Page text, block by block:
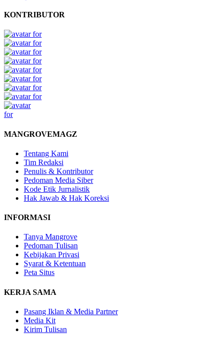
KONTRIBUTOR
MANGROVEMAGZ
Tentang Kami
Tim Redaksi
Penulis & Kontributor
Pedoman Media Siber
Kode Etik Jurnalistik
Hak Jawab & Hak Koreksi
INFORMASI
Tanya Mangrove
Pedoman Tulisan
Kebijakan Privasi
Syarat & Ketentuan
Peta Situs
KERJA SAMA
Pasang Iklan & Media Partner
Media Kit
Kirim Tulisan